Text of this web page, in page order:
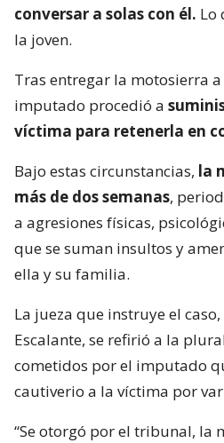
conversar a solas con él. Lo
la joven.
Tras entregar la motosierra
imputado procedió a
víctima para retenerla en
Bajo estas circunstancias, la
más de dos semanas,
a agresiones físicas,
que se suman insultos y
ella y su familia.
La jueza que instruye el
Escalante, se refirió a la
cometidos por el imputado
cautiverio a la víctima por
“Se otorgó por el tribunal, la